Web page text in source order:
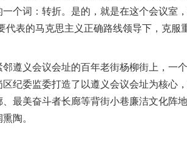
个词：转折。是的，就是在这个会议室
代表的马克思主义正确路线领导下，克
义会议会址的百年老街杨柳街上，一
纪委监委打造了以遵义会议会址为核心
最美奋斗者长廊等背街小巷廉洁文化阵
陶。